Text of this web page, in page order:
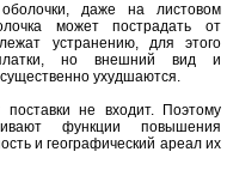
даже на листовом
может пострадать от
устранению, для этого
но внешний вид и
ухудшаются.
не входит. Поэтому
функции повышения
и географический ареал их